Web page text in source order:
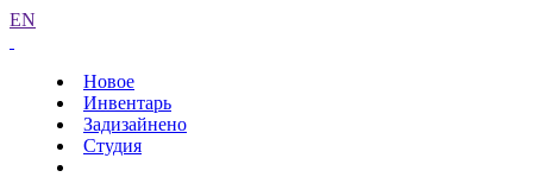
EN
Новое
Инвентарь
Задизайнено
Студия